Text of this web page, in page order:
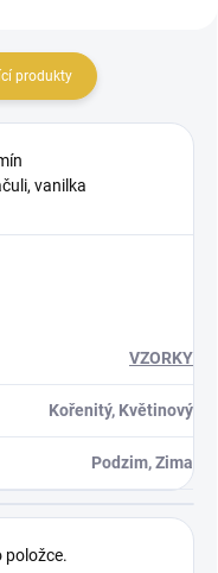
produkty
vanilka
VZORKY
Kořenitý, Květinový
Podzim, Zima
položce.